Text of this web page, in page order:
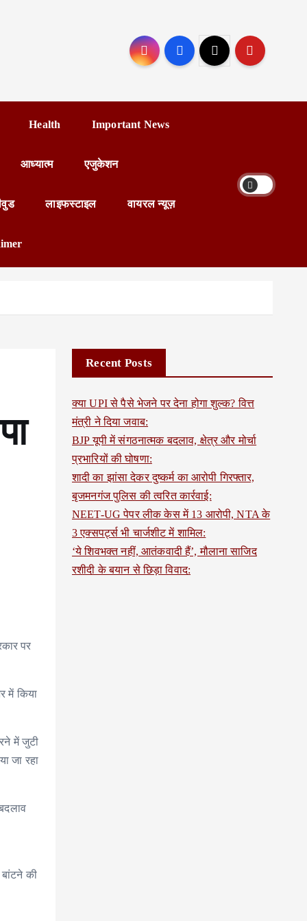
Health Important News
आध्यात्म एजुकेशन
लाइफस्टाइल वायरल न्यूज़
पर
में किया
में जुटी
जा रहा
की
Recent Posts
क्या UPI से पैसे भेजने पर देना होगा शुल्क? वित्त
मंत्री ने दिया जवाब:
BJP यूपी में संगठनात्मक बदलाव, क्षेत्र और मोर्चा
प्रभारियों की घोषणा:
शादी का झांसा देकर दुष्कर्म का आरोपी गिरफ्तार,
बृजमनगंज पुलिस की त्वरित कार्रवाई:
NEET-UG पेपर लीक केस में 13 आरोपी, NTA के
3 एक्सपर्ट्स भी चार्जशीट में शामिल:
‘ये शिवभक्त नहीं, आतंकवादी हैं’, मौलाना साजिद
रशीदी के बयान से छिड़ा विवाद: